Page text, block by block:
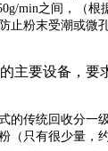
min之间，（
止粉末受潮或微
主要设备，要
的传统回收分
（只有很少量，